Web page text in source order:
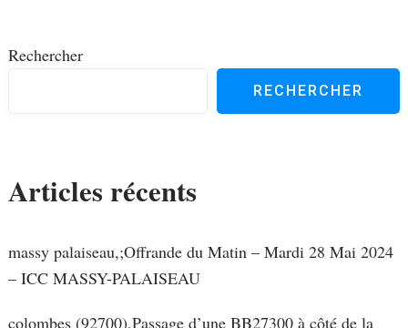
Rechercher
RECHERCHER
Articles récents
massy palaiseau,;Offrande du Matin – Mardi 28 Mai 2024
– ICC MASSY-PALAISEAU
colombes (92700),Passage d’une BB27300 à côté de la